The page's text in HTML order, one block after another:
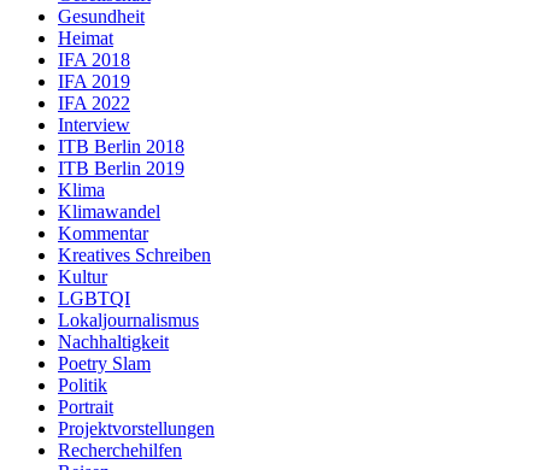
Gesundheit
Heimat
IFA 2018
IFA 2019
IFA 2022
Interview
ITB Berlin 2018
ITB Berlin 2019
Klima
Klimawandel
Kommentar
Kreatives Schreiben
Kultur
LGBTQI
Lokaljournalismus
Nachhaltigkeit
Poetry Slam
Politik
Portrait
Projektvorstellungen
Recherchehilfen